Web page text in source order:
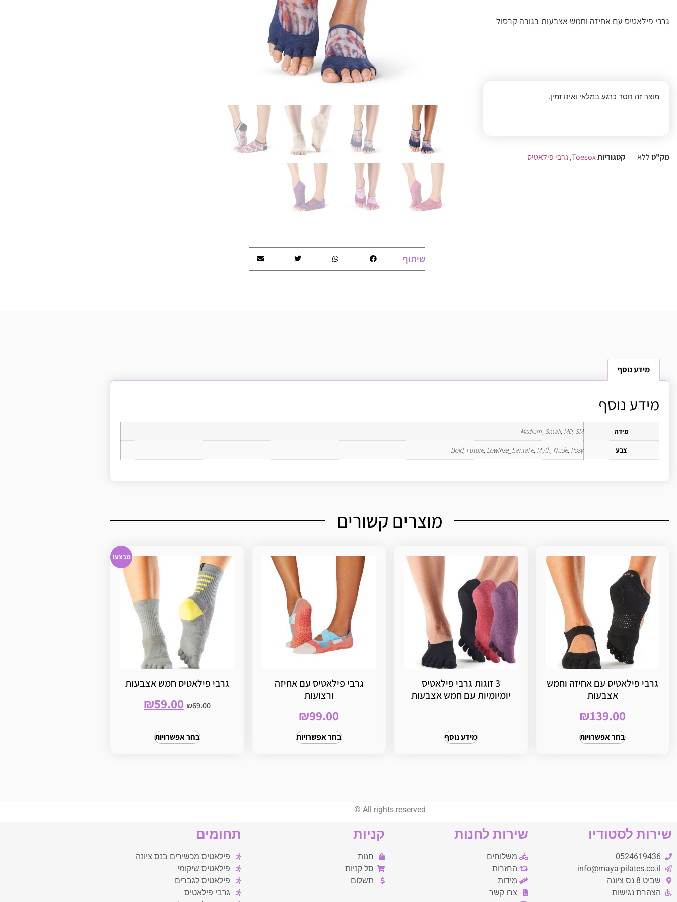
גרבי פילאטיס עם אחיזה וחמש אצבעות בגובה קרסול
מוצר זה חסר כרגע במלאי ואינו זמין.
מק"טללא קטגוריותToesox
,גרבי פילאטיס
שיתוף
מידע נוסף
מידע נוסף
מידה Medium, Small, MD, SM
צבע Bold, Future, LowRise_SantaFe, Myth, Nude, Posy
מוצרים קשורים
גרבי פילאטיס עם אחיזה וחמש
אצבעות
₪139.00
בחר אפשרויות
3 זוגות גרבי פילאטיס
יומיומיות עם חמש אצבעות
מידע נוסף
גרבי פילאטיס עם אחיזה
ורצועות
₪99.00
בחר אפשרויות
מבצע!
גרבי פילאטיס חמש אצבעות
₪69.00
₪59.00
בחר אפשרויות
© All rights reserved
שירות לסטודיו
0524619436
info@maya-pilates.co.il
שביט 8 נס ציונה
הצהרת נגישות
שירות לחנות
משלוחים
החזרות
מידות
צרו קשר
קניות
חנות
סל קניות
תשלום
תחומים
פילאטיס מכשירים בנס ציונה
פילאטיס שיקומי
פילאטיס לגברים
גרבי פילאטיס